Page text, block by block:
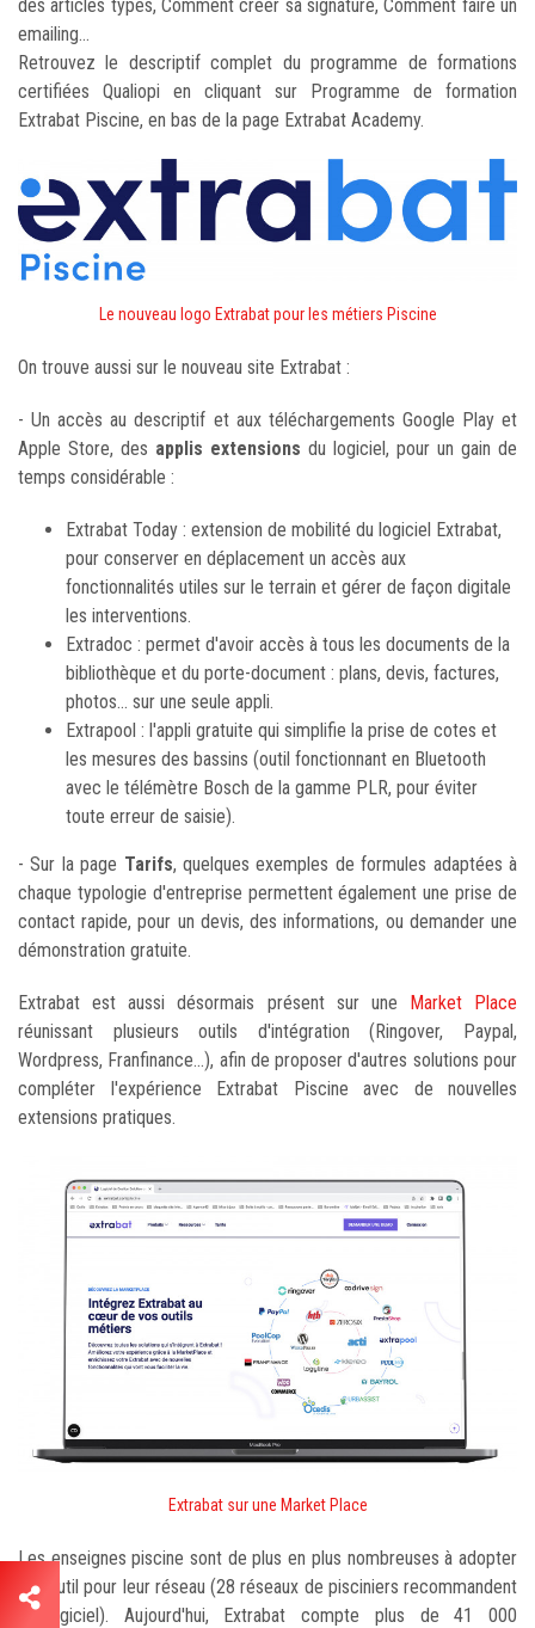
des articles types, Comment créer sa signature, Comment faire un
emailing...
Retrouvez le descriptif complet du programme de formations
certifiées Qualiopi en cliquant sur Programme de formation
Extrabat Piscine, en bas de la page Extrabat Academy.
Le nouveau logo Extrabat pour les métiers Piscine
On trouve aussi sur le nouveau site Extrabat :
- Un accès au descriptif et aux téléchargements Google Play et
Apple Store, des applis extensions du logiciel, pour un gain de
temps considérable :
Extrabat Today : extension de mobilité du logiciel Extrabat,
pour conserver en déplacement un accès aux
fonctionnalités utiles sur le terrain et gérer de façon digitale
les interventions.
Extradoc : permet d'avoir accès à tous les documents de la
bibliothèque et du porte-document : plans, devis, factures,
photos... sur une seule appli.
Extrapool : l'appli gratuite qui simplifie la prise de cotes et
les mesures des bassins (outil fonctionnant en Bluetooth
avec le télémètre Bosch de la gamme PLR, pour éviter
toute erreur de saisie).
- Sur la page Tarifs, quelques exemples de formules adaptées à
chaque typologie d'entreprise permettent également une prise de
contact rapide, pour un devis, des informations, ou demander une
démonstration gratuite.
Extrabat est aussi désormais présent sur une
Market Place
réunissant plusieurs outils d'intégration (Ringover, Paypal,
Wordpress, Franfinance...), afin de proposer d'autres solutions pour
compléter l'expérience Extrabat Piscine avec de nouvelles
extensions pratiques.
Extrabat sur une Market Place
Les enseignes piscine sont de plus en plus nombreuses à adopter
cet outil pour leur réseau (28 réseaux de pisciniers recommandent
le logiciel). Aujourd'hui, Extrabat compte plus de 41 000